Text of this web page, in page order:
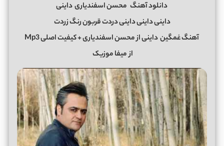
دانلود آهنگ محسن اسفندیاریداینی
داینی داینی داینی دردت قربون رنگ زردت
آهنگ غمگینداینیازمحسن اسفندیاری
+ کیفیت اصلی Mp3
ازمیفا موزیک